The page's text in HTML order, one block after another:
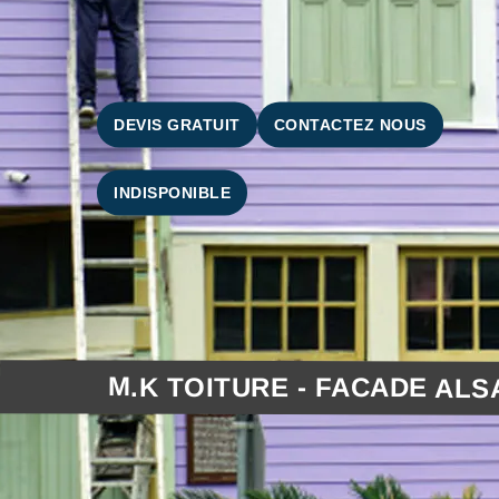
DEVIS GRATUIT CONTACTEZ NOUS
INDISPONIBLE
M.K TOITURE - FACADE